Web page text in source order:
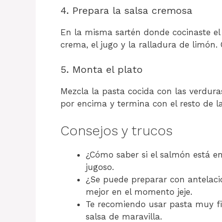
4. Prepara la salsa cremosa
En la misma sartén donde cocinaste
crema, el jugo y la ralladura de limón.
5. Monta el plato
Mezcla la pasta cocida con las
por encima y termina con el resto de
Consejos y trucos
¿Cómo saber si el salmón está
jugoso.
¿Se puede preparar con
mejor en el momento jeje.
Te recomiendo usar pasta muy
salsa de maravilla.